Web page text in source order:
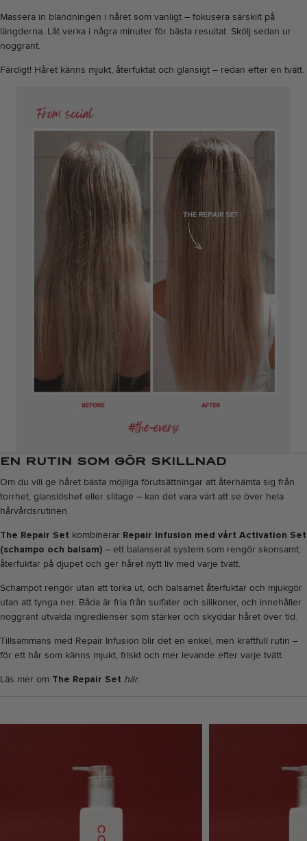
Massera in blandningen i håret som vanligt – fokusera särskilt på
längderna. Låt verka i några minuter för bästa resultat. Skölj sedan ur
noggrant.
Färdigt! Håret känns mjukt, återfuktat och glansigt – redan efter en tvätt.
EN RUTIN SOM GÖR SKILLNAD
Om du vill ge håret bästa möjliga förutsättningar att återhämta sig från
torrhet, glanslöshet eller slitage – kan det vara värt att se över hela
hårvårdsrutinen.
The Repair Set kombinerar Repair Infusion med vårt Activation Set
(schampo och balsam) – ett balanserat system som rengör skonsamt,
återfuktar på djupet och ger håret nytt liv med varje tvätt.
Schampot rengör utan att torka ut, och balsamet återfuktar och mjukgör
utan att tynga ner. Båda är fria från sulfater och silikoner, och innehåller
noggrant utvalda ingredienser som stärker och skyddar håret över tid.
Tillsammans med Repair Infusion blir det en enkel, men kraftfull rutin –
för ett hår som känns mjukt, friskt och mer levande efter varje tvätt.
Läs mer om The Repair Set här.